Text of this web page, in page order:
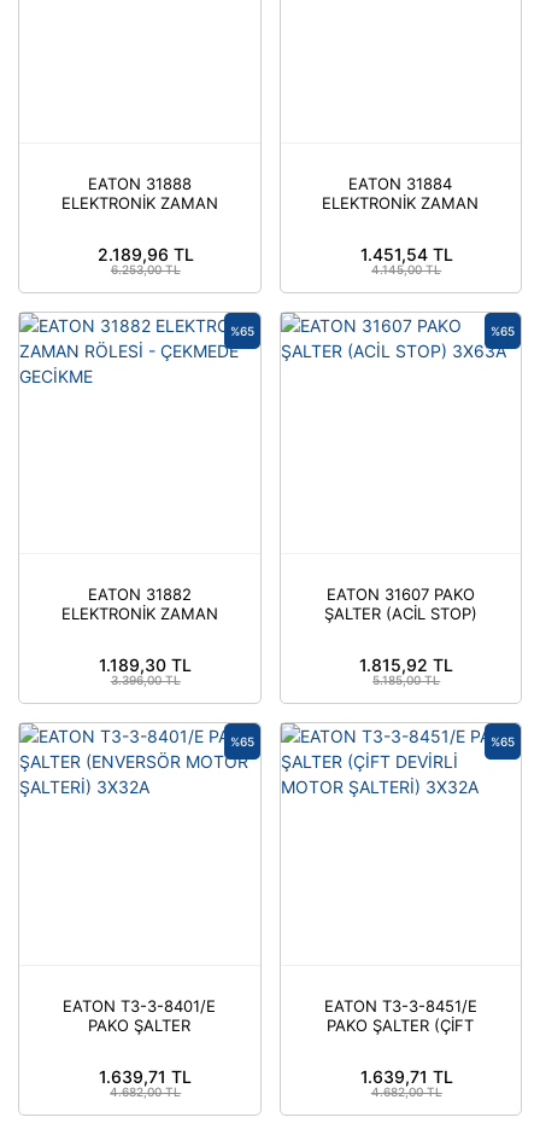
EATON 31888
ELEKTRONİK ZAMAN
2.189,96 TL
6.253,00 TL
EATON 31884
ELEKTRONİK ZAMAN
1.451,54 TL
4.145,00 TL
EATON 31882
ELEKTRONİK ZAMAN
%65
1.189,30 TL
3.396,00 TL
EATON 31607 PAKO
ŞALTER (ACİL STOP)
%65
1.815,92 TL
5.185,00 TL
EATON T3-3-8401/E
PAKO ŞALTER
%65
1.639,71 TL
4.682,00 TL
EATON T3-3-8451/E
PAKO ŞALTER (ÇİFT
%65
1.639,71 TL
4.682,00 TL